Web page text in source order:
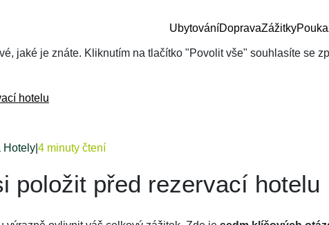
UbytováníDopravaZážitky
hotelu
Hotely| 4 minuty čtení
položit před rezervací hotelu
jaké je znáte. Kliknutím na tlačítko "Povolit vše" souhlasíte se